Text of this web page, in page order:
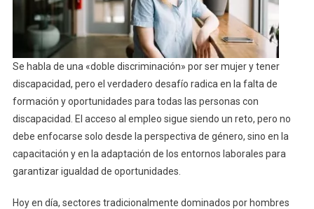
Se habla de una «doble discriminación» por ser mujer y tener
discapacidad, pero el verdadero desafío radica en la falta de
formación y oportunidades para todas las personas con
discapacidad. El acceso al empleo sigue siendo un reto, pero no
debe enfocarse solo desde la perspectiva de género, sino en la
capacitación y en la adaptación de los entornos laborales para
garantizar igualdad de oportunidades.
Hoy en día, sectores tradicionalmente dominados por hombres